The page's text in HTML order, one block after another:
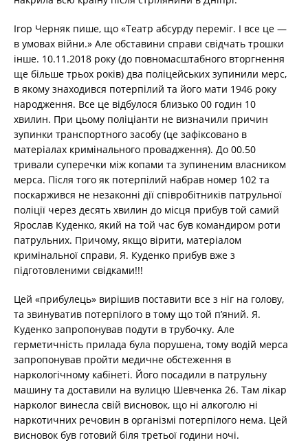
Ігор Черняк пише, що «Театр абсурду переміг. І все це —
в умовах війни.» Але обставини справи свідчать трошки
інше. 10.11.2018 року (до повномасштабного вторгнення
ще більше трьох років) два поліцейських зупинили мерс,
в якому знаходився потерпілий та його мати 1946 року
народження. Все це відбулося близько 00 годин 10
хвилин. При цьому поліціанти не визначили причин
зупинки транспортного засобу (це зафіксовано в
матеріалах кримінального провадження). До 00.50
тривали суперечки між копами та зупиненим власником
мерса. Після того як потерпілий набрав номер 102 та
поскаржився не незаконні дії співробітників патрульної
поліції через десять хвилин до місця прибув той самий
Ярослав Куденко, який на той час був командиром роти
патрульних. Причому, якщо вірити, матеріалом
кримінальної справи, Я. Куденко прибув вже з
підготовленими свідками!!!
Цей «прибулець» вирішив поставити все з ніг на голову,
та звинуватив потерпілого в тому що той п’яний. Я.
Куденко запропонував подути в трубочку. Але
герметичність прилада була порушена, тому водій мерса
запропонував пройти медичне обстеження в
наркологічному кабінеті. Його посадили в патрульну
машину та доставили на вулицю Шевченка 26. Там лікар
нарколог винесла свій висновок, що ні алкоголю ні
наркотичних речовин в організмі потерпілого нема. Цей
висновок був готовий біля третьої години ночі.